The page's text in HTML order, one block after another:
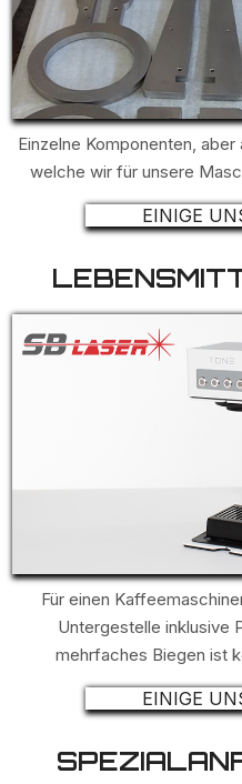
Einzelne Komponenten,
welche wir für unsere
EINIGE
Für einen
Untergestelle inklusive
mehrfaches Biegen ist
EINIGE